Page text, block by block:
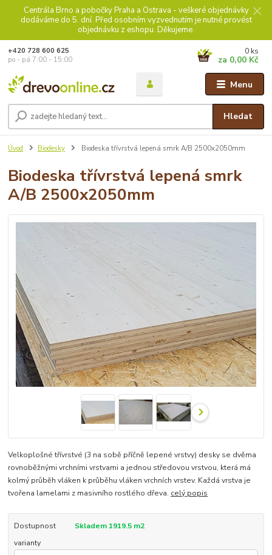
Centrála Brno a pobočky Praha a Ostrava - veškeré objednávky
dodáváme do 5. dní. Před osobním vyzvednutím je nutné provést
objednávku z eshopu. Děkujeme.
Menu
Hledat
+420 728 600 625
po - pá 7:00 - 15:00
0 ks
za 0,00 Kč
Úvod Biodesky Biodeska třívrstvá lepená smrk A/B 2500x2050mm
Biodeska třívrstvá lepená smrk
A/B 2500x2050mm
Velkoplošné třívrstvé (3 na sobě příčně lepené vrstvy) desky se dvěma
rovnoběžnými vrchními vrstvami a jednou středovou vrstvou, která má
kolmý průběh vláken k průběhu vláken vrchních vrstev. Každá vrstva je
tvořena lamelami z masivního rostlého dřeva. celý popis
Dostupnost
Skladem 1919.5 m2
varianty